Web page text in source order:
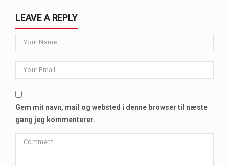
LEAVE A REPLY
Gem mit navn, mail og websted i denne browser til næste
gang jeg kommenterer.